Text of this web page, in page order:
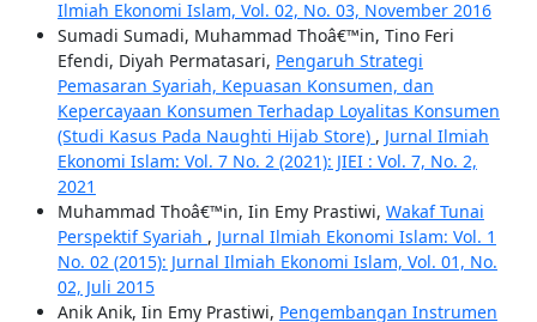
Ilmiah Ekonomi Islam, Vol. 02, No. 03, November 2016
Sumadi Sumadi, Muhammad Thoâ€™in, Tino Feri
Efendi, Diyah Permatasari, Pengaruh Strategi
Pemasaran Syariah, Kepuasan Konsumen, dan
Kepercayaan Konsumen Terhadap Loyalitas Konsumen
(Studi Kasus Pada Naughti Hijab Store) , Jurnal Ilmiah
Ekonomi Islam: Vol. 7 No. 2 (2021): JIEI : Vol. 7, No. 2,
2021
Muhammad Thoâ€™in, Iin Emy Prastiwi, Wakaf Tunai
Perspektif Syariah , Jurnal Ilmiah Ekonomi Islam: Vol. 1
No. 02 (2015): Jurnal Ilmiah Ekonomi Islam, Vol. 01, No.
02, Juli 2015
Anik Anik, Iin Emy Prastiwi, Pengembangan Instrumen